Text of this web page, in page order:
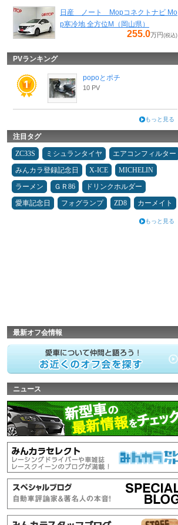
日産 ノート Mopコネクトナビ Mo
p寒冷地 全方位M（岡山県）
255.0万円 (税込)
PVランキング
popoとポチ
10 PV
もっと見る
注目タグ
ZC33S ミシュランタイヤ
エアコンフィルター
みんカラ登録記念日
X-ICE
MICHELIN
ラーメン
ＧＲ86
ドリンクホルダー
愛車記念日
フォグランプ ZD8 カーメイト
もっと見る
最新オフ会情報
ニュース